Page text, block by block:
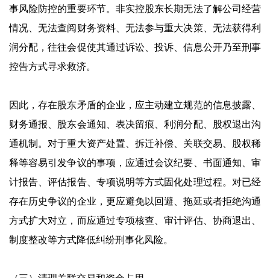
事风险防控的重要环节。非实控股东长期无法了解公司经营
情况、无法查阅财务资料、无法参与重大决策、无法获得利
润分配，往往会促使其通过诉讼、投诉、信息公开乃至刑事
控告方式寻求救济。
因此，存在股东矛盾的企业，应主动建立规范的信息披露、
财务通报、股东会通知、表决留痕、利润分配、股权退出沟
通机制。对于重大资产处置、拆迁补偿、关联交易、股权稀
释等容易引发争议的事项，应通过会议纪要、书面通知、审
计报告、评估报告、专项说明等方式固化处理过程。对已经
存在历史争议的企业，更应避免以回避、拖延或者拒绝沟通
方式扩大对立，而应通过专项核查、审计评估、协商退出、
制度整改等方式降低纠纷刑事化风险。